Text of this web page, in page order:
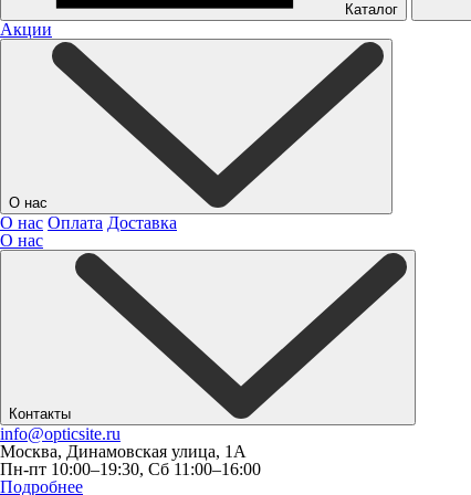
Каталог
Акции
О нас
О нас Оплата Доставка
О нас
Контакты
info@opticsite.ru
Москва, Динамовская улица, 1А
Пн-пт 10:00–19:30, Сб 11:00–16:00
Подробнее